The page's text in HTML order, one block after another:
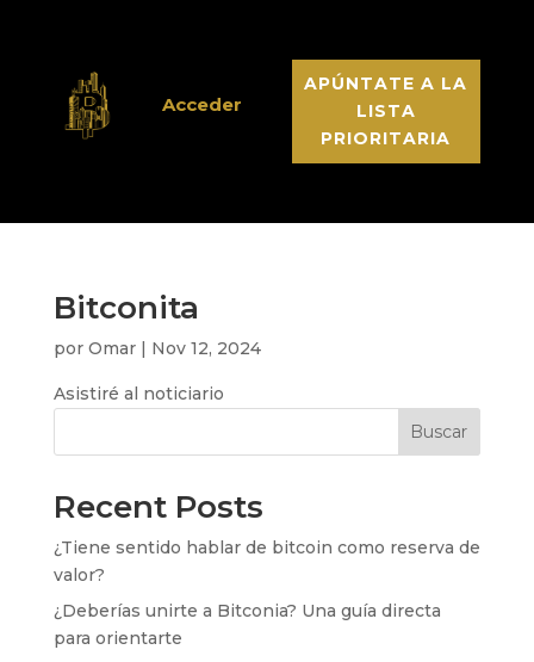
Acceder
Buscar:APÚNTATE A LA
LISTA
PRIORITARIA
Bitconita
por Omar| Nov 12, 2024
Asistiré al noticiario
Buscar
Recent Posts
¿Tiene sentido hablar de bitcoin como reserva de
valor?
¿Deberías unirte a Bitconia? Una guía directa
para orientarte